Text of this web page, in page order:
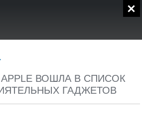
ВОШЛА В СПИСОК
ГАДЖЕТОВ